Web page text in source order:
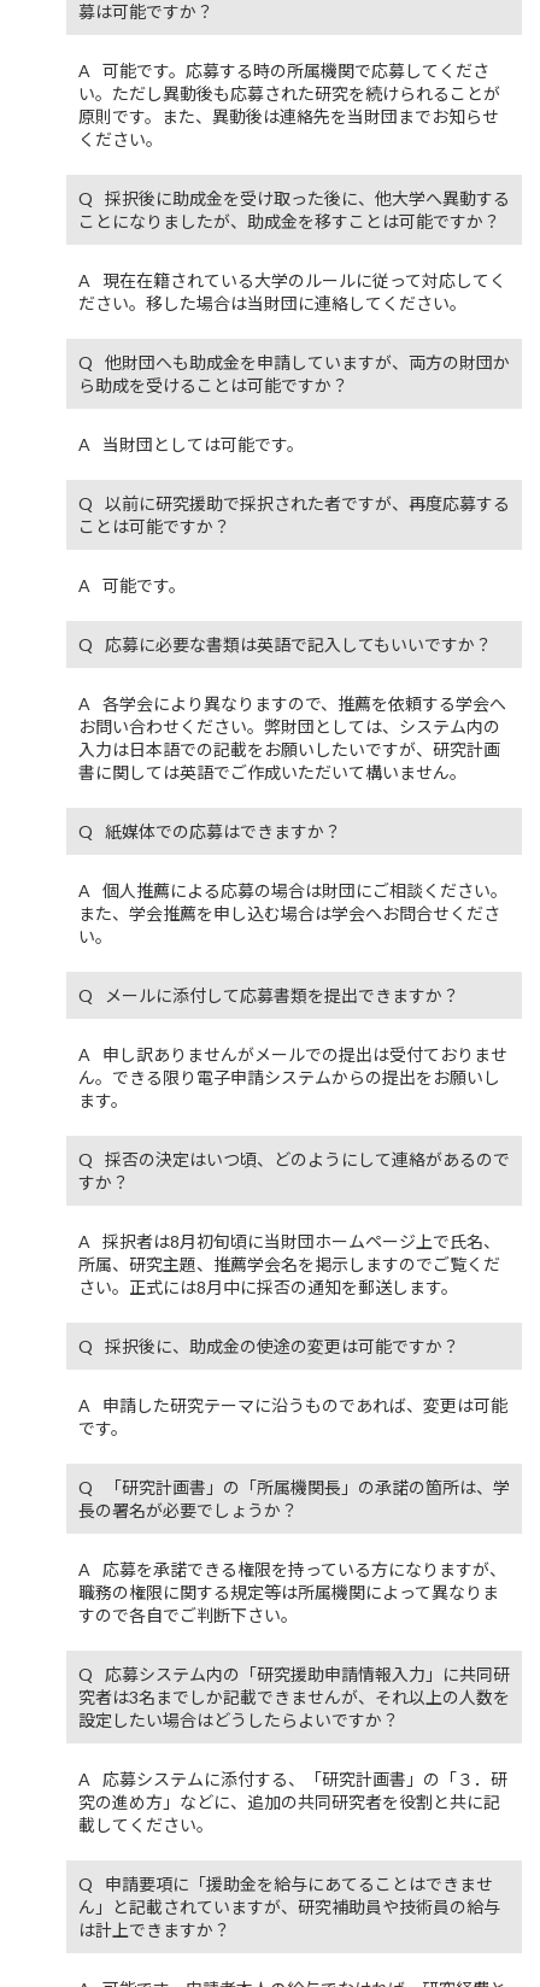
募は可能ですか？
可能です。応募する時の所属機関で応募してくださ
い。ただし異動後も応募された研究を続けられることが
原則です。また、異動後は連絡先を当財団までお知らせ
ください。
採択後に助成金を受け取った後に、他大学へ異動する
ことになりましたが、助成金を移すことは可能ですか？
現在在籍されている大学のルールに従って対応してく
ださい。移した場合は当財団に連絡してください。
他財団へも助成金を申請していますが、両方の財団か
ら助成を受けることは可能ですか？
当財団としては可能です。
以前に研究援助で採択された者ですが、再度応募する
ことは可能ですか？
可能です。
応募に必要な書類は英語で記入してもいいですか？
各学会により異なりますので、推薦を依頼する学会へ
お問い合わせください。弊財団としては、システム内の
入力は日本語での記載をお願いしたいですが、研究計画
書に関しては英語でご作成いただいて構いません。
紙媒体での応募はできますか？
個人推薦による応募の場合は財団にご相談ください。
また、学会推薦を申し込む場合は学会へお問合せくださ
い。
メールに添付して応募書類を提出できますか？
申し訳ありませんがメールでの提出は受付ておりませ
ん。できる限り電子申請システムからの提出をお願いし
ます。
採否の決定はいつ頃、どのようにして連絡があるので
すか？
採択者は8月初旬頃に当財団ホームページ上で氏名、
所属、研究主題、推薦学会名を掲示しますのでご覧くだ
さい。正式には8月中に採否の通知を郵送します。
採択後に、助成金の使途の変更は可能ですか？
申請した研究テーマに沿うものであれば、変更は可能
です。
「研究計画書」の「所属機関長」の承諾の箇所は、学
長の署名が必要でしょうか？
応募を承諾できる権限を持っている方になりますが、
職務の権限に関する規定等は所属機関によって異なりま
すので各自でご判断下さい。
応募システム内の「研究援助申請情報入力」に共同研
究者は3名までしか記載できませんが、それ以上の人数を
設定したい場合はどうしたらよいですか？
応募システムに添付する、「研究計画書」の「３．研
究の進め方」などに、追加の共同研究者を役割と共に記
載してください。
申請要項に「援助金を給与にあてることはできませ
ん」と記載されていますが、研究補助員や技術員の給与
は計上できますか？